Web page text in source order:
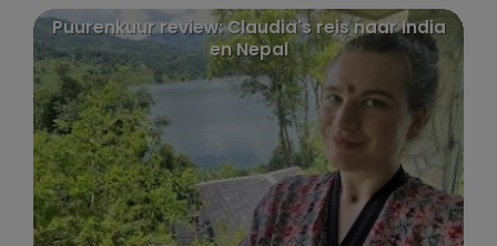
Puurenkuur review: Claudia's reis naar India
en Nepal